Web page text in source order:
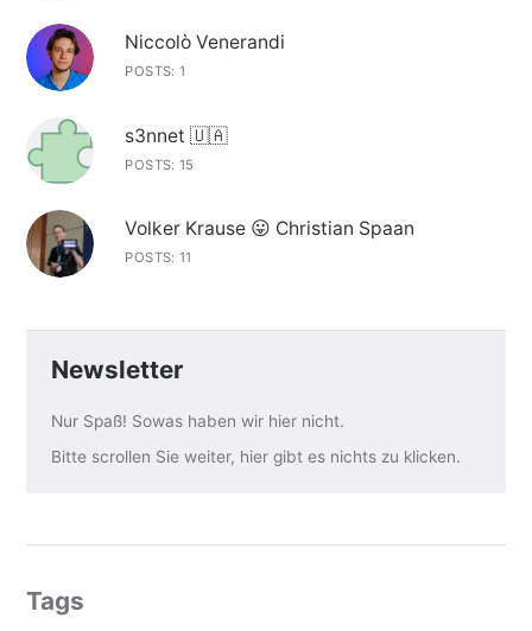
Niccolò Venerandi
POSTS: 1
s3nnet 🇺🇦
POSTS: 15
Volker Krause 😛 Christian Spaan
POSTS: 11
Newsletter
Nur Spaß! Sowas haben wir hier nicht.
Bitte scrollen Sie weiter, hier gibt es nichts zu klicken.
Tags